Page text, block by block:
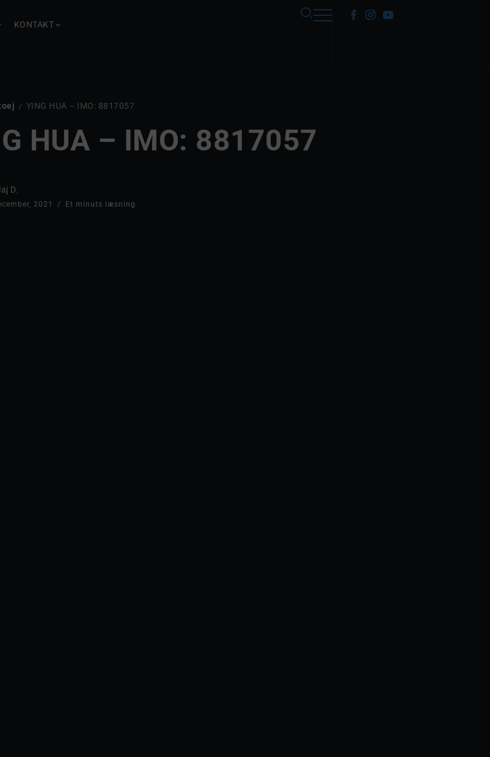
KONTAKT
/ YING HUA – IMO: 8817057
HUA – IMO: 8817057
D.
2021 Et minuts læsning